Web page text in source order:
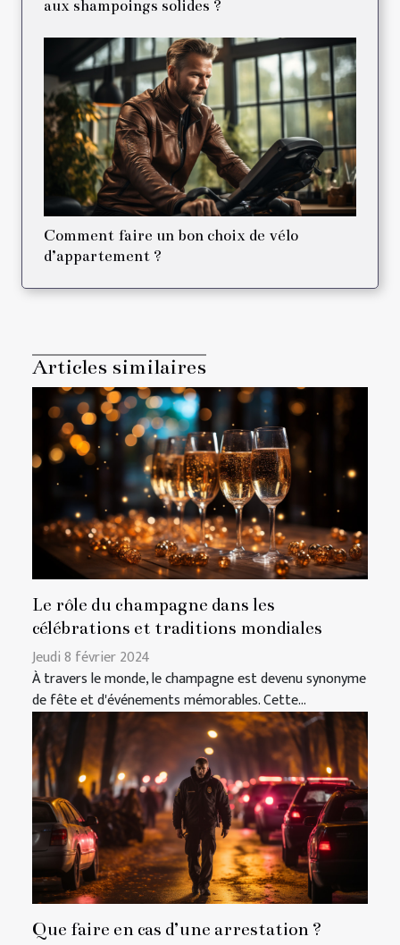
aux shampoings solides ?
Comment faire un bon choix de vélo
d’appartement ?
Articles similaires
Le rôle du champagne dans les
célébrations et traditions mondiales
Jeudi 8 février 2024
À travers le monde, le champagne est devenu synonyme
de fête et d'événements mémorables. Cette...
Que faire en cas d’une arrestation ?